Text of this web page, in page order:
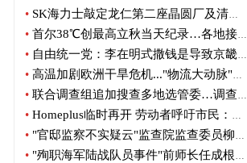
• SK海力士敲定龙仁第二座晶圆厂及清州M17投资
• 首尔38℃创最高立秋当天纪录…各地接连刷新高温纪录
• 自由统一党：李在明式撒钱是导致京畿道财政破产的罪魁祸首
• 高温加剧欧洲干旱危机..."物流大动脉"莱茵河水位创历史新低
• 联合调查组追加搜查多地选管委…调查“篡改统计数据”事件
• Homeplus临时再开 劳动者呼吁市民：请多光临
• "官邸监察不实疑云"监查院监查委员柳炳浩被批捕起诉
• "殉职海军陆战队员事件"前师长任成根被判3年